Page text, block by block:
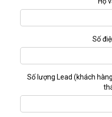
Số lượng Lead (khách
Số